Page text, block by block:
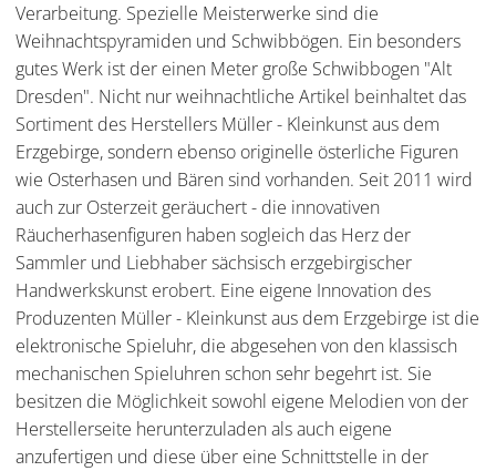
Verarbeitung. Spezielle Meisterwerke sind die
Weihnachtspyramiden und Schwibbögen. Ein besonders
gutes Werk ist der einen Meter große Schwibbogen "Alt
Dresden". Nicht nur weihnachtliche Artikel beinhaltet das
Sortiment des Herstellers Müller - Kleinkunst aus dem
Erzgebirge, sondern ebenso originelle österliche Figuren
wie Osterhasen und Bären sind vorhanden. Seit 2011 wird
auch zur Osterzeit geräuchert - die innovativen
Räucherhasenfiguren haben sogleich das Herz der
Sammler und Liebhaber sächsisch erzgebirgischer
Handwerkskunst erobert. Eine eigene Innovation des
Produzenten Müller - Kleinkunst aus dem Erzgebirge ist die
elektronische Spieluhr, die abgesehen von den klassisch
mechanischen Spieluhren schon sehr begehrt ist. Sie
besitzen die Möglichkeit sowohl eigene Melodien von der
Herstellerseite herunterzuladen als auch eigene
anzufertigen und diese über eine Schnittstelle in der